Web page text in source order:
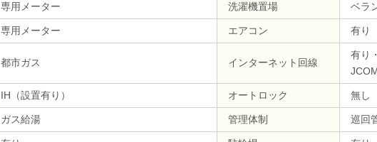
専用メーター 洗濯機置場 ベラ
専用メーター エアコン 有り
都市ガス インターネット回線
有り
IH（設置有り） オートロック 無し
ガス給湯 管理体制 巡回